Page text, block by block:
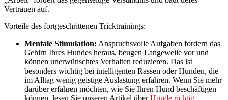
Vertrauen auf.
Vorteile des fortgeschrittenen Tricktrainings:
Mentale Stimulation: Anspruchsvolle Aufgaben fordern das
Gehirn Ihres Hundes heraus, beugen Langeweile vor und
können unerwünschtes Verhalten reduzieren. Das ist
besonders wichtig bei intelligenten Rassen oder Hunden, die
im Alltag wenig geistige Auslastung erfahren. Wenn Sie mehr
darüber erfahren möchten, wie Sie Ihren Hund beschäftigen